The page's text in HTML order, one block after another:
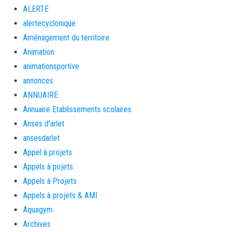
ALERTE
alertecyclonique
Aménagement du territoire
Animation
animationsportive
annonces
ANNUAIRE
Annuaire Etablissements scolaires
Anses d'arlet
ansesdarlet
Appel à projets
Appels à pojets
Appels à Projets
Appels à projets & AMI
Aquagym
Archives